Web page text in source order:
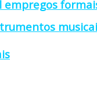
empregos